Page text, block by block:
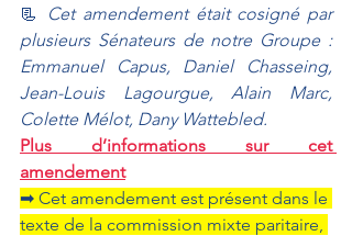
📃
Cet amendement était cosigné par
plusieurs Sénateurs de notre Groupe :
Emmanuel Capus, Daniel Chasseing,
Jean-Louis Lagourgue, Alain Marc,
Colette Mélot, Dany Wattebled.
Plus d’informations sur cet
amendement
➡ Cet amendement est présent dans le
texte de la commission mixte paritaire,